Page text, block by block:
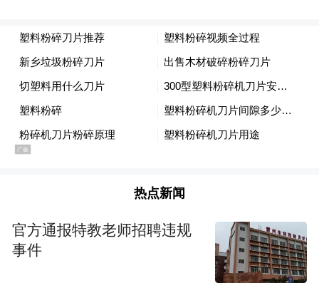
热点新闻
官方通报特教老师招聘违规
事件